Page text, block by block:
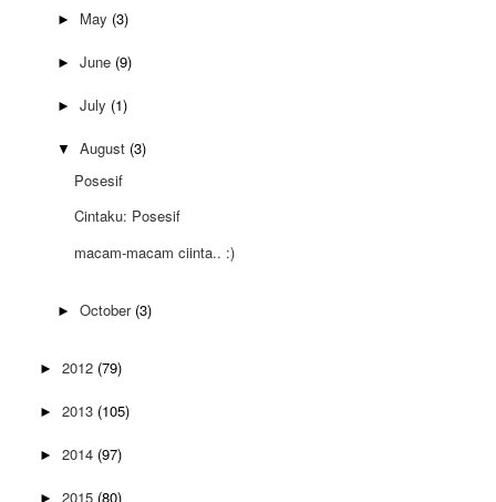
► May (3)
► June (9)
► July (1)
▼ August (3)
Posesif
Cintaku: Posesif
macam-macam ciinta.. :)
► October (3)
► 2012 (79)
► 2013 (105)
► 2014 (97)
► 2015 (80)